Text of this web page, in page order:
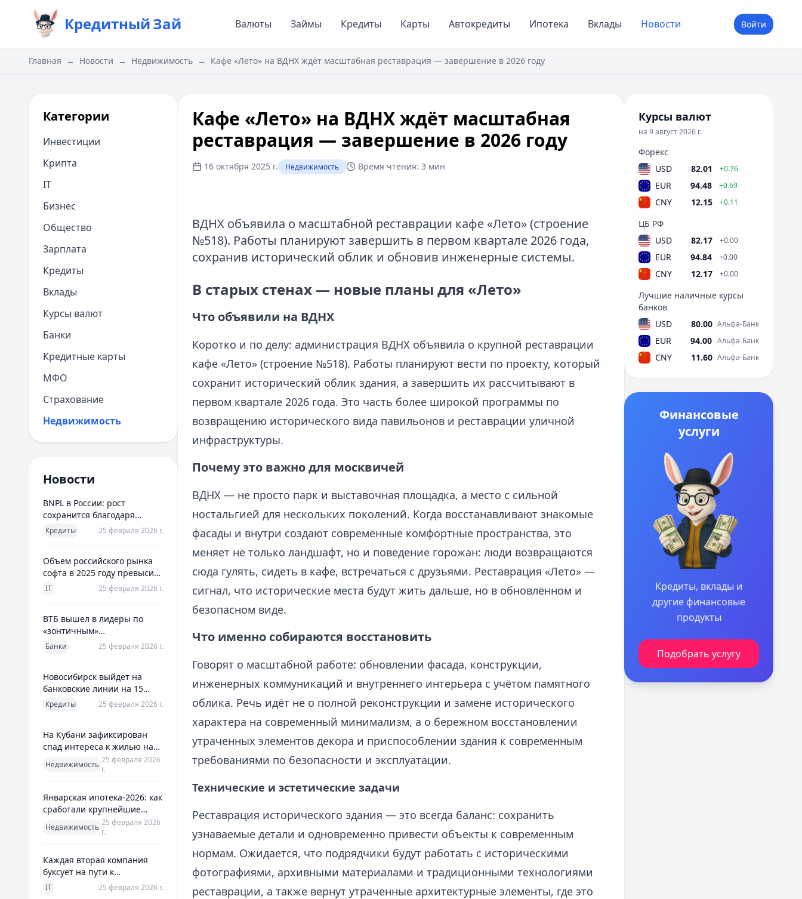
КредитныйЗай Валюты Займы Кредиты Карты Автокредиты Ипотека Вклады Новости Войти
Главная → Новости → Недвижимость → Кафе «Лето» на ВДНХ ждёт масштабная реставрация — завершение в 2026 году
Категории
Инвестиции
Крипта
IT
Бизнес
Общество
Зарплата
Кредиты
Вклады
Курсы валют
Банки
Кредитные карты
МФО
Страхование
Недвижимость
Новости
BNPL в России: рост
сохранится благодаря
новым сценариям
использования
Кредиты 25 февраля 2026 г.
Объем российского рынка
софта в 2025 году превысил
800 млрд рублей
IT 25 февраля 2026 г.
ВТБ вышел в лидеры по
«зонтичным»
поручительствам для МСП
Банки 25 февраля 2026 г.
Новосибирск выйдет на
банковские линии на 15
млрд рублей для закрытия
дефицита
Кредиты 25 февраля 2026 г.
На Кубани зафиксирован
спад интереса к жилью на
Недвижимость 25 февраля 2026
г.
Январская ипотека-2026: как
сработали крупнейшие
банки и что это значит для
заемщиков
Недвижимость 25 февраля 2026
г.
Каждая вторая компания
буксует на пути к
полноценной ERP
IT 25 февраля 2026 г.
Кафе «Лето» на ВДНХ ждёт масштабная
реставрация — завершение в 2026 году
16 октября 2025 г. Недвижимость Время чтения: 3 мин
ВДНХ объявила о масштабной реставрации кафе «Лето» (строение
№518). Работы планируют завершить в первом квартале 2026 года,
сохранив исторический облик и обновив инженерные системы.
В старых стенах — новые планы для «Лето»
Что объявили на ВДНХ
Коротко и по делу: администрация ВДНХ объявила о крупной реставрации
кафе «Лето» (строение №518). Работы планируют вести по проекту, который
сохранит исторический облик здания, а завершить их рассчитывают в
первом квартале 2026 года. Это часть более широкой программы по
возвращению исторического вида павильонов и реставрации уличной
инфраструктуры.
Почему это важно для москвичей
ВДНХ — не просто парк и выставочная площадка, а место с сильной
ностальгией для нескольких поколений. Когда восстанавливают знакомые
фасады и внутри создают современные комфортные пространства, это
меняет не только ландшафт, но и поведение горожан: люди возвращаются
сюда гулять, сидеть в кафе, встречаться с друзьями. Реставрация «Лето» —
сигнал, что исторические места будут жить дальше, но в обновлённом и
безопасном виде.
Что именно собираются восстановить
Говорят о масштабной работе: обновлении фасада, конструкции,
инженерных коммуникаций и внутреннего интерьера с учётом памятного
облика. Речь идёт не о полной реконструкции и замене исторического
характера на современный минимализм, а о бережном восстановлении
утраченных элементов декора и приспособлении здания к современным
требованиями по безопасности и эксплуатации.
Технические и эстетические задачи
Реставрация исторического здания — это всегда баланс: сохранить
узнаваемые детали и одновременно привести объекты к современным
нормам. Ожидается, что подрядчики будут работать с историческими
фотографиями, архивными материалами и традиционными технологиями
реставрации, а также вернут утраченные архитектурные элементы, где это
Курсы валют
на 9 август 2026 г.
Форекс
USD
82.01 +0.76
EUR 94.48 +0.69
CNY 12.15 +0.11
ЦБ РФ
USD
82.17 +0.00
EUR 94.84 +0.00
CNY 12.17 +0.00
Лучшие наличные курсы
банков
USD
80.00 Альфа-Банк
EUR 94.00 Альфа-Банк
CNY 11.60 Альфа-Банк
Финансовые
услуги
Кредиты, вклады и
другие финансовые
продукты
Подобрать услугу